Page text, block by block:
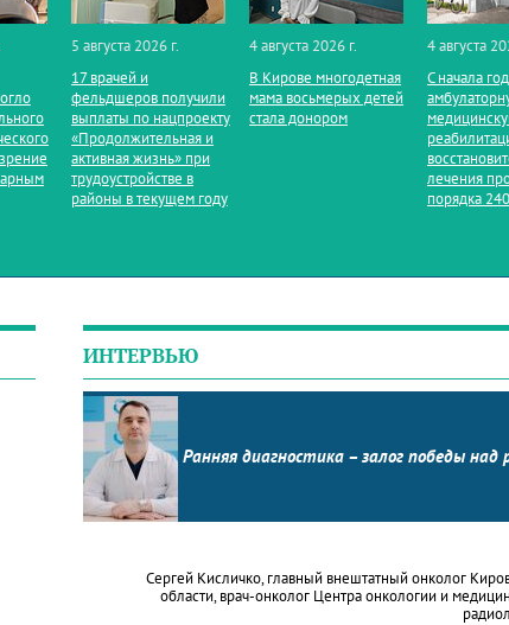
5 августа 2026 г.
17 врачей и
фельдшеров получили
выплаты по нацпроекту
«Продолжительная и
активная жизнь» при
трудоустройстве в
районы в текущем году
4 августа 2026 г.
В Кирове многодетная
мама восьмерых детей
стала донором
4 августа
С начала
лечения
порядка
ИНТЕРВЬЮ
Ранняя диагностика – залог победы над
Сергей Кисличко, главный внештатный онколог
области, врач-онколог Центра онкологии и